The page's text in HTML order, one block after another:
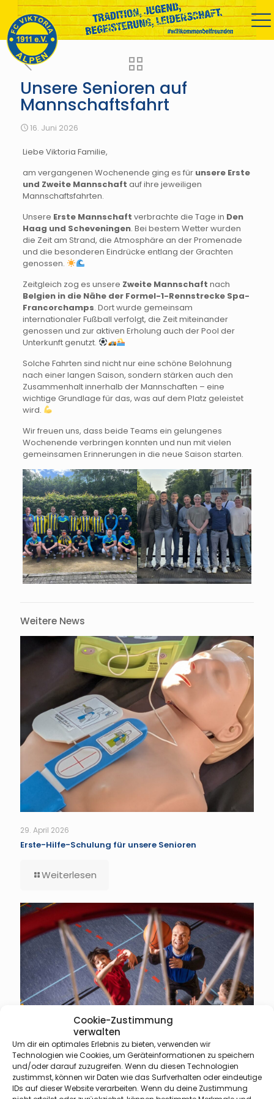
Cookie-Zustimmung
verwalten
Um dir ein optimales Erlebnis zu bieten, verwenden wir
Technologien wie Cookies, um Geräteinformationen zu speichern
und/oder darauf zuzugreifen. Wenn du diesen Technologien
zustimmst, können wir Daten wie das Surfverhalten oder eindeutige
IDs auf dieser Website verarbeiten. Wenn du deine Zustimmung
Unsere Senioren auf
Mannschaftsfahrt
16. Juni 2026
Liebe Viktoria Familie,
am vergangenen Wochenende ging es für unsere Erste
und Zweite Mannschaft auf ihre jeweiligen
Mannschaftsfahrten.
Unsere Erste Mannschaft verbrachte die Tage in Den
Haag und Scheveningen. Bei bestem Wetter wurden
die Zeit am Strand, die Atmosphäre an der Promenade
und die besonderen Eindrücke entlang der Grachten
genossen.
Zeitgleich zog es unsere Zweite Mannschaft nach
Belgien in die Nähe der Formel-1-Rennstrecke Spa-
Francorchamps. Dort wurde gemeinsam
internationaler Fußball verfolgt, die Zeit miteinander
genossen und zur aktiven Erholung auch der Pool der
Unterkunft genutzt.
Solche Fahrten sind nicht nur eine schöne Belohnung
nach einer langen Saison, sondern stärken auch den
Zusammenhalt innerhalb der Mannschaften – eine
wichtige Grundlage für das, was auf dem Platz geleistet
wird.
Wir freuen uns, dass beide Teams ein gelungenes
Wochenende verbringen konnten und nun mit vielen
gemeinsamen Erinnerungen in die neue Saison starten.
Weitere News
29. April 2026
Erste-Hilfe-Schulung für unsere Senioren
Weiterlesen
13. April 2026